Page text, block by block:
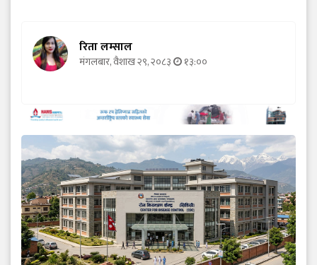
रिता लम्साल
मंगलबार, वैशाख २९, २०८३ १३:००